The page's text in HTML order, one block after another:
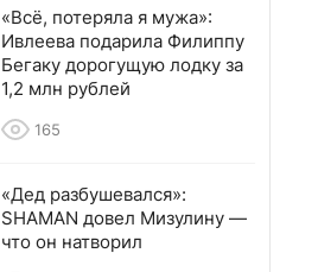
«Всё, потеряла я мужа»:
Ивлеева подарила Филиппу
Бегаку дорогущую лодку за
1,2 млн рублей
165
«Дед разбушевался»:
SHAMAN довел Мизулину —
что он натворил